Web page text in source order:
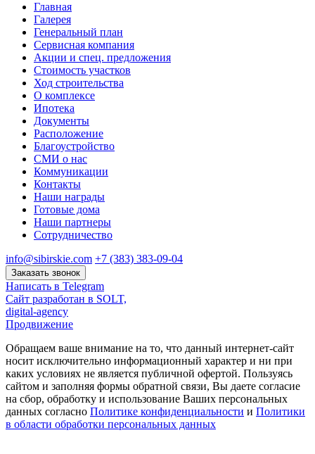
Главная
Галерея
Генеральный план
Сервисная компания
Акции и спец. предложения
Стоимость участков
Ход строительства
О комплексе
Ипотека
Документы
Расположение
Благоустройство
СМИ о нас
Коммуникации
Контакты
Наши награды
Готовые дома
Наши партнеры
Сотрудничество
info@sibirskie.com +7 (383) 383-09-04
Заказать звонок
Написать в Telegram
Сайт разработан в SOLT,
digital-agency
Продвижение
Обращаем ваше внимание на то, что данный интернет-сайт
носит исключительно информационный характер и ни при
каких условиях не является публичной офертой. Пользуясь
сайтом и заполняя формы обратной связи, Вы даете согласие
на сбор, обработку и использование Ваших персональных
данных согласно Политике конфиденциальности и Политики
в области обработки персональных данных